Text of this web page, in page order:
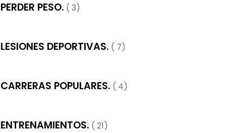
PERDER PESO. ( 3)
LESIONES DEPORTIVAS. ( 7)
CARRERAS POPULARES. ( 4)
ENTRENAMIENTOS. ( 21)